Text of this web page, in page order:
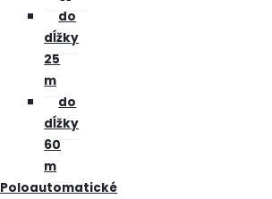
do
dĺžky
25
m
do
dĺžky
60
m
Poloautomatické